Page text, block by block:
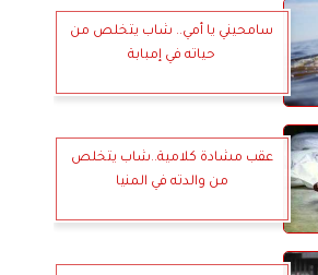
سامحيني يا أمي.. شاب يتخلص من
حياته في إمبابة
عقب مشادة كلامية..شاب يتخلص
من والدته في المنيا